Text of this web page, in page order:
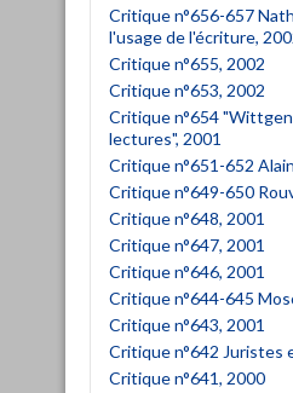
Critique n°656-657
l'usage de l'écriture,
Critique n°655, 2002
Critique n°653, 2002
Critique n°654
lectures", 2001
Critique n°651-652
Critique n°649-650
Critique n°648, 2001
Critique n°647, 2001
Critique n°646, 2001
Critique n°644-645
Critique n°643, 2001
Critique n°642 Juristes
Critique n°641, 2000